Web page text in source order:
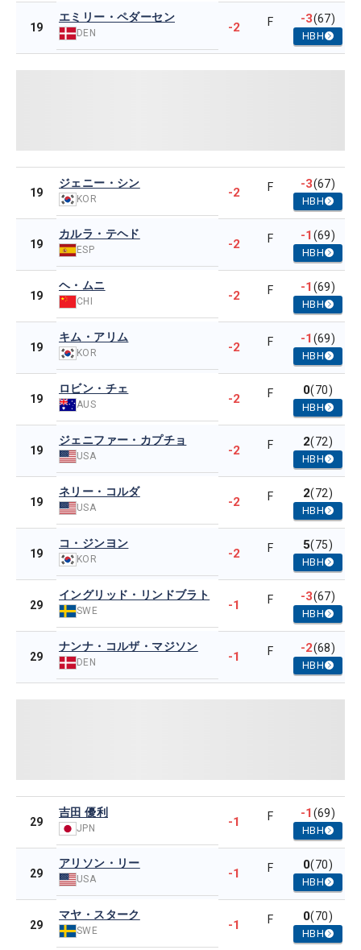
19
エミリー・ペダーセン
DEN -2 F -3(67)
HBH
19
ジェニー・シン
KOR -2 F -3(67)
HBH
19
カルラ・テヘド
ESP -2 F -1(69)
HBH
19
ヘ・ムニ
CHI -2 F -1(69)
HBH
19
キム・アリム
KOR -2 F -1(69)
HBH
19
ロビン・チェ
AUS -2 F 0(70)
HBH
19
ジェニファー・カプチョ
USA -2 F 2(72)
HBH
19
ネリー・コルダ
USA -2 F 2(72)
HBH
19
コ・ジンヨン
KOR -2 F 5(75)
HBH
29
イングリッド・リンドブラト
SWE -1 F -3(67)
HBH
29
ナンナ・コルザ・マジソン
DEN -1 F -2(68)
HBH
29
吉田 優利
JPN -1 F -1(69)
HBH
29
アリソン・リー
USA -1 F 0(70)
HBH
29
マヤ・スターク
SWE -1 F 0(70)
HBH